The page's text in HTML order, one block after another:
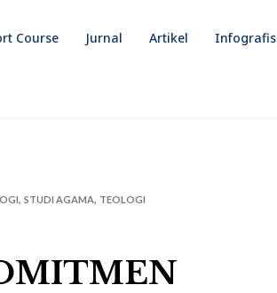
Course Jurnal Artikel Infografis
, STUDI AGAMA, TEOLOGI